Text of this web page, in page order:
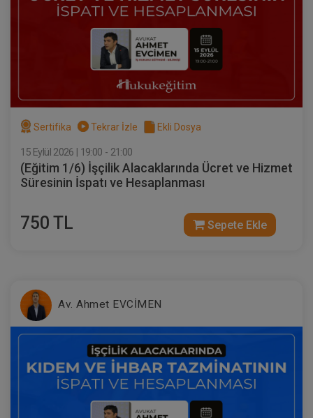
Sözleşmeler Hukuku - 2 - IV. Borçlar
Hukuku Kongresi - VIII. Oturum
Sertifika Tekrar İzle Ekli Dosya
15 Eylül 2026 | 19:00 - 21:00
(Eğitim 1/6) İşçilik Alacaklarında Ücret ve Hizmet
Süresinin İspatı ve Hesaplanması
750 TL Sepete Ekle
Av. Ahmet EVCİMEN